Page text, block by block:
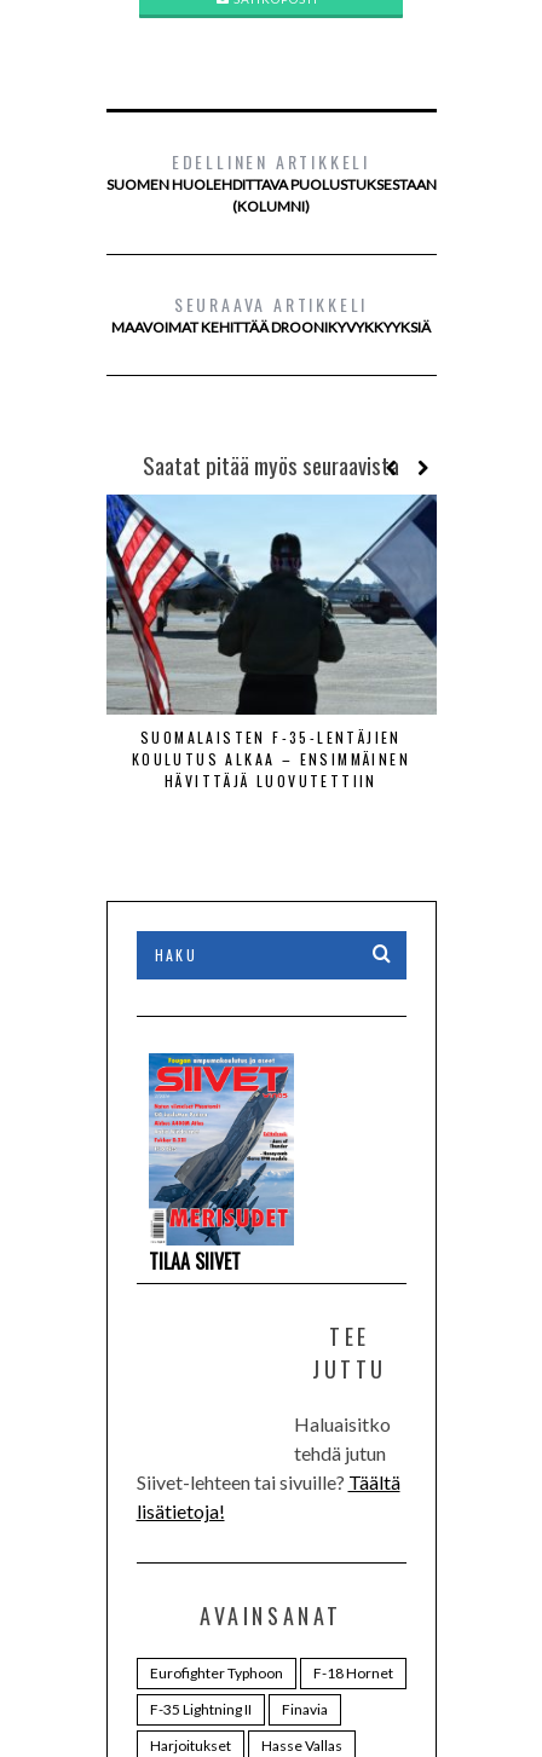
EDELLINEN ARTIKKELI
SUOMEN HUOLEHDITTAVA PUOLUSTUKSESTAAN
(KOLUMNI)
SEURAAVA ARTIKKELI
MAAVOIMAT KEHITTÄÄ DROONIKYVYKKYYKSIÄ
Saatat pitää myös seuraavista
SUOMALAISTEN F-35-LENTÄJIEN
KOULUTUS ALKAA – ENSIMMÄINEN
HÄVITTÄJÄ LUOVUTETTIIN
TILAA SIIVET
TEE
JUTTU
Haluaisitko
tehdä jutun
Siivet-lehteen tai sivuille? Täältä
lisätietoja!
AVAINSANAT
Eurofighter Typhoon
F-18 Hornet
F-35 Lightning II
Finavia
Harjoitukset
Hasse Vallas